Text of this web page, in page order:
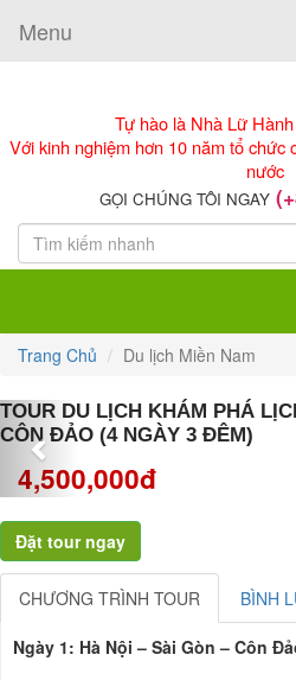
Menu
Tự hào là Nhà Lữ
Với kinh nghiệm hơn 10 năm tổ chức
nước
GỌI CHÚNG TÔI NGAY
Trang Chủ Du lịch Miền Nam
TOUR DU LỊCH KHÁM PHÁ
CÔN ĐẢO (4 NGÀY 3 ĐÊM)
4,500,000đ
Previous
CHƯƠNG TRÌNH TOUR BÌNH
Ngày 1: Hà Nội – Sài Gòn – Côn